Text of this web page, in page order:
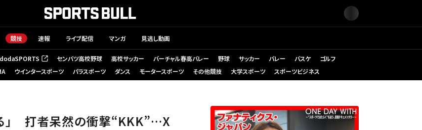
競技 速報 ライブ配信 マンガ 見逃し動画
dodaSPORTS
（新しいタブで開く） センバツ高校野球 高校サッカー バーチャル春高バレー 野球 サッカー バレー バスケ
ゴルフ
ウインタースポーツ パラスポーツ ダンス モータースポーツ その他競技 大学スポーツ スポーツビジネス
」 打者呆然の衝撃“KKK”…X